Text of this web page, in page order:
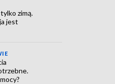
zimą.
jest